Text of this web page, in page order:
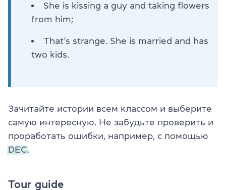
She is kissing a guy and taking flowers
from him;
That’s strange. She is married and has
two kids.
Зачитайте истории всем классом и выберите
самую интересную. Не забудьте проверить и
проработать ошибки, например, с помощью
DEC.
Tour guide